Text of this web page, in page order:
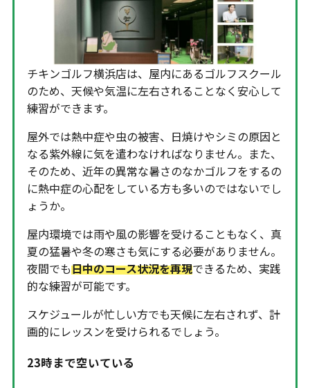
チキンゴルフ横浜店は、屋内にあるゴルフスクール
のため、天候や気温に左右されることなく安心して
練習ができます。
屋外では熱中症や虫の被害、日焼けやシミの原因と
なる紫外線に気を遣わなければなりません。また、
そのため、近年の異常な暑さのなかゴルフをするの
に熱中症の心配をしている方も多いのではないでし
ょうか。
屋内環境では雨や風の影響を受けることもなく、真
夏の猛暑や冬の寒さも気にする必要がありません。
夜間でも日中のコース状況を再現できるため、実践
的な練習が可能です。
スケジュールが忙しい方でも天候に左右されず、計
画的にレッスンを受けられるでしょう。
23時まで空いている